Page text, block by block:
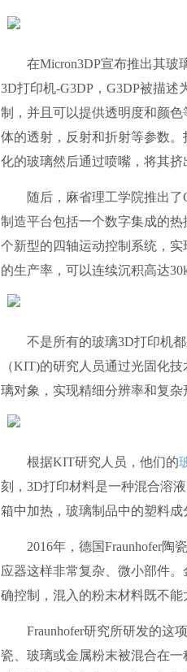
在Micron3DP宣布推出其玻
3D打印机-G3DP，G3DP被描
制，并且可以提供透明度和颜
体的透射，反射和折射等参数
化的玻璃然后通过喷嘴，将其挤
随后，麻省理工学院推出了
制造平台包括一个数字集成的
个新型的四轴运动控制系统，
的生产率，可以连续沉积高达
不是所有的玻璃3D打印机都
（KIT)的研究人员通过光固化
璃对象，实现精细分辨率和复杂
根据KIT研究人员，他们的
刻，3D打印材料是一种混合溶
箱中加热，玻璃制品中的塑料成
2016年，德国Fraunhofer陶瓷
应器这样非常复杂、微小部件
确控制，混入的粉末材料既不能
Fraunhofer研究所研发的这项
瓷、玻璃或金属粉末被混合在